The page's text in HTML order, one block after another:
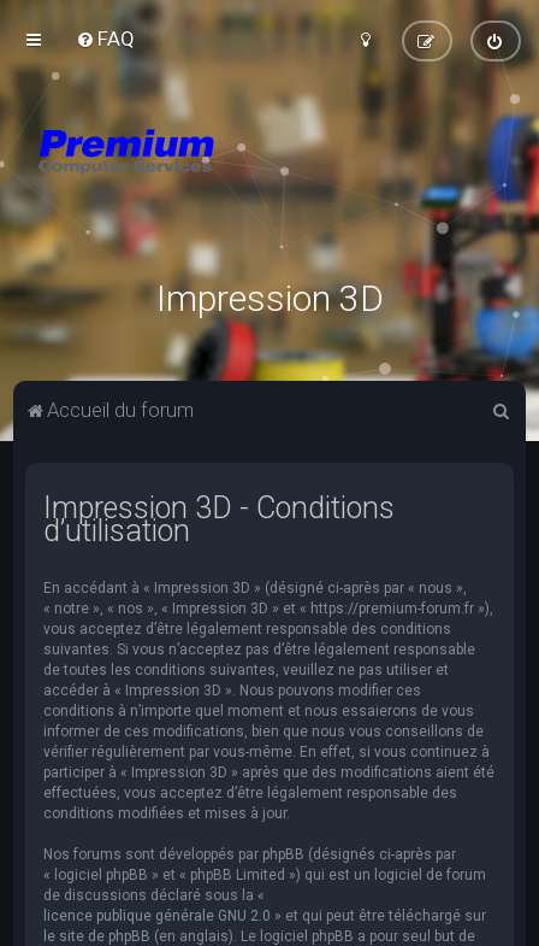
FAQ
Impression 3D
Accueil du forum
Impression 3D - Conditions
d’utilisation
En accédant à « Impression 3D » (désigné ci-après par « nous »,
« notre », « nos », « Impression 3D » et « https://premium-forum.fr »),
vous acceptez d’être légalement responsable des conditions
suivantes. Si vous n’acceptez pas d’être légalement responsable
de toutes les conditions suivantes, veuillez ne pas utiliser et
accéder à « Impression 3D ». Nous pouvons modifier ces
conditions à n’importe quel moment et nous essaierons de vous
informer de ces modifications, bien que nous vous conseillons de
vérifier régulièrement par vous-même. En effet, si vous continuez à
participer à « Impression 3D » après que des modifications aient été
effectuées, vous acceptez d’être légalement responsable des
conditions modifiées et mises à jour.
Nos forums sont développés par phpBB (désignés ci-après par
« logiciel phpBB » et « phpBB Limited ») qui est un logiciel de forum
de discussions déclaré sous la «
licence publique générale GNU 2.0 » et qui peut être téléchargé sur
le site de phpBB (en anglais). Le logiciel phpBB a pour seul but de